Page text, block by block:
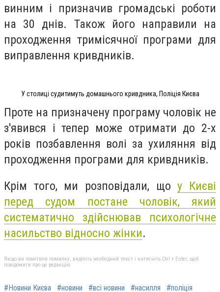
винним і призначив громадські роботи
на 30 днів. Також його направили на
проходження тримісячної програми для
виправлення кривдників.
У столиці судитимуть домашнього кривдника, Поліція Києва
Проте на призначену програму чоловік не
з'явився і тепер може отримати до 2-х
років позбавлення волі за ухиляння від
проходження програми для кривдників.
Крім того, ми розповідали, щоу Києві
перед судом постане чоловік, який
систематично здійснював психологічне
насильство відносно жінки.
Якщо ви помітили помилку, виділіть необхідний текст і натисніть Ctrl + Enter, щоб
повідомити про це редакцію
#Новини Києва #новини #всі новини #насилля
#поліція